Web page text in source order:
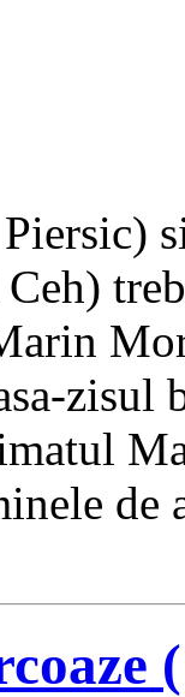
zisul
de